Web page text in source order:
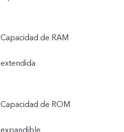
Capacidad de RAM
extendida
Capacidad de ROM